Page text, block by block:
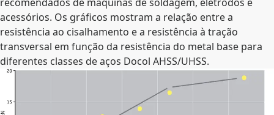
acessórios. Os gráficos mostram a relação entre a
resistência ao cisalhamento e a resistência à tração
transversal em função da resistência do metal base para
diferentes classes de aços Docol AHSS/UHSS.